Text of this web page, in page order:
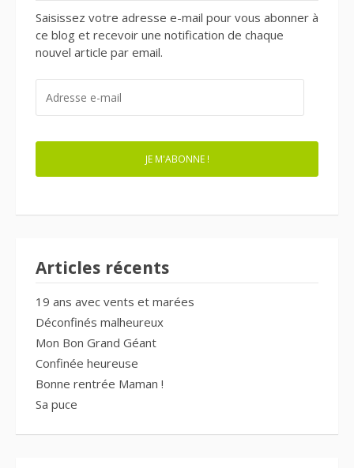
Saisissez votre adresse e-mail pour vous abonner à
ce blog et recevoir une notification de chaque
nouvel article par email.
MAIL
JE M'ABONNE !
Articles récents
19 ans avec vents et marées
Déconfinés malheureux
Mon Bon Grand Géant
Confinée heureuse
Bonne rentrée Maman !
Sa puce